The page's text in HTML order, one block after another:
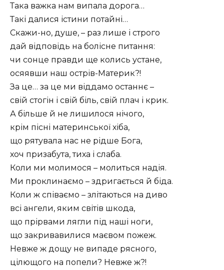
Така важка нам випала дорога…
Такі далися істини потайні…
Скажи-но, душе, – раз лише і строго
дай відповідь на болісне питання:
чи сонце правди ще колись устане,
осяявши наш острів-Материк?!
За це… за це ми віддамо останнє –
свій стогін і свій біль, свій плач і крик.
А більше й не лишилося нічого,
крім пісні материнської хіба,
що рятувала нас не рідше Бога,
хоч призабута, тиха і слаба.
Коли ми молимося – молиться надія.
Ми проклинаємо – здригається й біда.
Коли ж співаємо – злітаються на диво
всі ангели, яким світів шкода,
що прірвами лягли під наші ноги,
що закривавилися маєвом пожеж.
Невже ж дощу не випаде рясного,
цілющого на попели? Невже ж?!